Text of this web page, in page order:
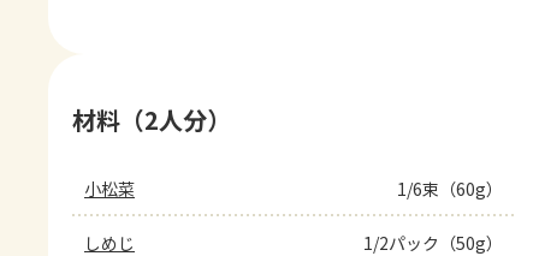
材料（2人分）
小松菜 1/6束（60g）
しめじ 1/2パック（50g）